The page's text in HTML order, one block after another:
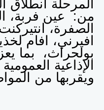
المرحلة انطلاق
من: عين فربة،
الصفرة،
افيرني، افام
بولحراث، بما
الإذاعية
ويقربها من